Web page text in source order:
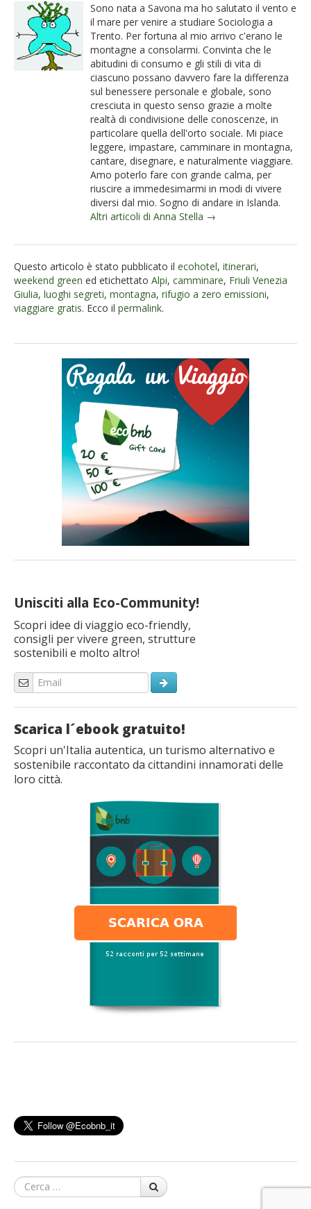
Sono nata a Savona ma ho salutato il vento e
il mare per venire a studiare Sociologia a
Trento. Per fortuna al mio arrivo c'erano le
montagne a consolarmi. Convinta che le
abitudini di consumo e gli stili di vita di
ciascuno possano davvero fare la differenza
sul benessere personale e globale, sono
cresciuta in questo senso grazie a molte
realtà di condivisione delle conoscenze, in
particolare quella dell'orto sociale. Mi piace
leggere, impastare, camminare in montagna,
cantare, disegnare, e naturalmente viaggiare.
Amo poterlo fare con grande calma, per
riuscire a immedesimarmi in modi di vivere
diversi dal mio. Sogno di andare in Islanda.
Altri articoli di Anna Stella →
Questo articolo è stato pubblicato il ecohotel, itinerari,
weekend green ed etichettato Alpi, camminare, Friuli Venezia
Giulia, luoghi segreti, montagna, rifugio a zero emissioni,
viaggiare gratis. Ecco il permalink.
Unisciti alla Eco-Community!
Scopri idee di viaggio eco-friendly,
consigli per vivere green, strutture
sostenibili e molto altro!
Scarica l´ebook gratuito!
Scopri un'Italia autentica, un turismo alternativo e
sostenibile raccontato da cittandini innamorati delle
loro città.
Cerca